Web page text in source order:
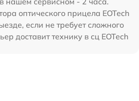
оптического прицела EOTech
если не требует сложного
доставит технику в сц EOTech